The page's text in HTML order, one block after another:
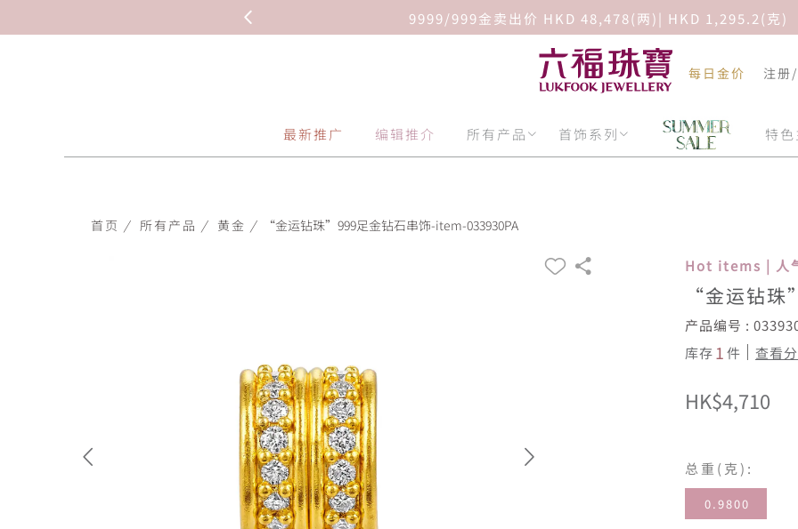
9999/999金卖出价 HKD 48,478(两)| HKD 1,295.2(克)
每日金价 注册
最新推广 编辑推介 所有产品 首饰系列 特
首页 / 所有产品 / 黄金 / “金运钻珠”999足金钻石串饰-item-033930PA
Hot items | 人
“金运钻
产品编号 :
库存1件 查看
HK$4,710
总重(克):
0.9800